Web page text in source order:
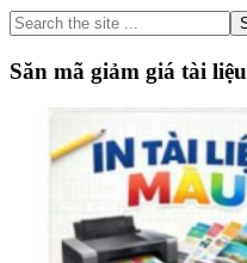
Cánh
diều
tập
2
Sidebar
Search
the
site
...
Săn mã giảm giá tài liệu